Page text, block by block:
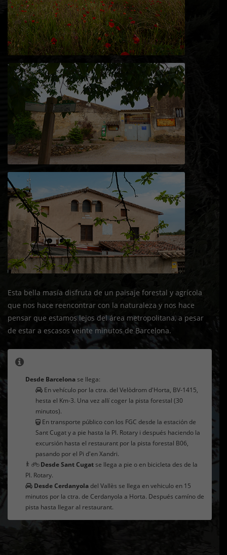
Esta bella masía disfruta de un paisaje forestal y agrícola
que nos hace reencontrar con la naturaleza y nos hace
pensar que estamos lejos del área metropolitana, a pesar
de estar a escasos veinte minutos de Barcelona.
Desde Barcelonase llega:
En vehículo por la ctra. del Velòdrom d'Horta, BV-1415,
hesta el Km-3. Una vez allí coger la pista forestal (30
minutos).
En transporte público con los FGC desde la estación de
Sant Cugat y a pie hasta la Pl. Rotary i después haciendo la
excursión hasta el restaurant por la pista forestal B06,
pasando por el Pi d'en Xandri.
Desde Sant Cugatse llega a pie o en bicicleta des de la
Pl. Rotary.
Desde Cerdanyola del Vallès se llega en vehiculo en 15
minutos por la ctra. de Cerdanyola a Horta. Después camíno de
pista hasta llegar al restaurant.